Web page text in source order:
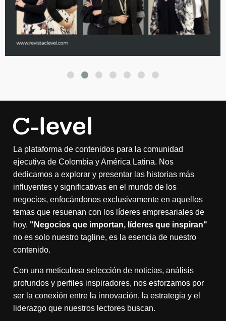
La plataforma de contenidos para la comunidad
ejecutiva de Colombia y América Latina. Nos
dedicamos a explorar y presentar las historias más
influyentes y significativas en el mundo de los
negocios, enfocándonos exclusivamente en aquellos
temas que resuenan con los líderes empresariales de
hoy. "Negocios que importan, líderes que inspiran"
no es solo nuestro tagline, es la esencia de nuestro
contenido.
Con una meticulosa selección de noticias, análisis
profundos y perfiles inspiradores, nos esforzamos por
ser la conexión entre la innovación, la estrategia y el
liderazgo que nuestros lectores buscan.